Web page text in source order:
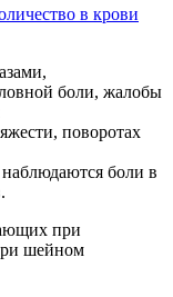
в крови
боли, жалобы
поворотах
боли в
при
шейном